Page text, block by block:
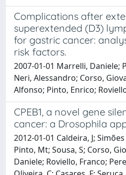
Complications after
superextended (D3)
for gastric cancer:
risk factors.
2007-01-01 Marrelli, Daniele;
Neri, Alessandro; Corso,
Alfonso; Pinto, Enrico;
CPEB1, a novel gene
cancer: a Drosophila
2012-01-01 Caldeira, J;
Pinto, Mt; Sousa, S; Corso,
Daniele; Roviello, Franco;